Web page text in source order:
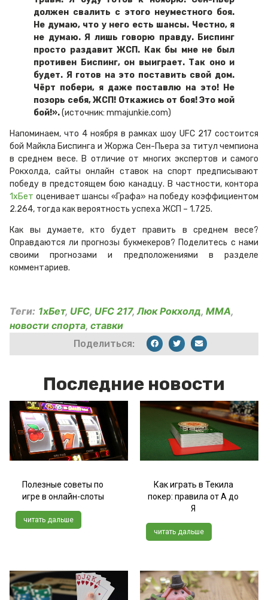
должен свалить с этого неуместного боя.
Не думаю, что у него есть шансы. Честно, я
не думаю. Я лишь говорю правду. Биспинг
просто раздавит ЖСП. Как бы мне не был
противен Биспинг, он выиграет. Так оно и
будет. Я готов на это поставить свой дом.
Чёрт побери, я даже поставлю на это! Не
позорь себя, ЖСП! Откажись от боя! Это мой
бой!».(источник: mmajunkie.com)
Напоминаем, что 4 ноября в рамках шоу UFC 217 состоится
бой Майкла Биспинга и Жоржа Сен-Пьера за титул чемпиона
в среднем весе. В отличие от многих экспертов и самого
Рокхолда, сайты онлайн ставок на спорт предписывают
победу в предстоящем бою канадцу. В частности, контора
1xБет оценивает шансы «Графа» на победу коэффициентом
2.264, тогда как вероятность успеха ЖСП – 1.725.
Как вы думаете, кто будет править в среднем весе?
Оправдаются ли прогнозы букмекеров? Поделитесь с нами
своими прогнозами и предположениями в разделе
комментариев.
Теги: 1xБет, UFC, UFC 217,Люк Рокхолд, ММА,
новости спорта, ставки
Поделиться:
Последние новости
Полезные советы по
игре в онлайн-слоты
читать дальше
Как играть в Текила
покер: правила от А до
Я
читать дальше